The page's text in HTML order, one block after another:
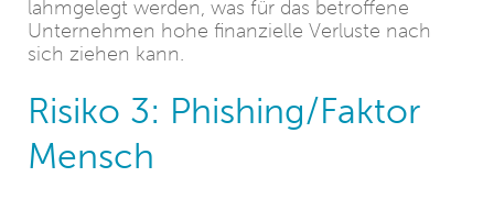
lahmgelegt werden, was für das betroffene
Unternehmen hohe finanzielle Verluste nach
sich ziehen kann.
Risiko 3: Phishing/Faktor
Mensch